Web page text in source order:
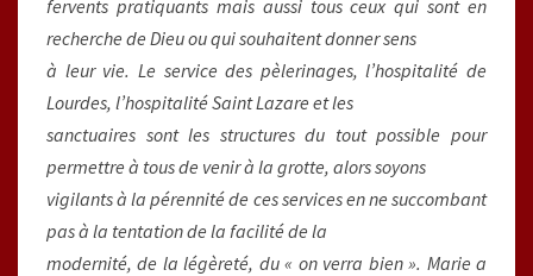
fervents pratiquants mais aussi tous ceux qui sont en
recherche de Dieu ou qui souhaitent donner sens
à leur vie. Le service des pèlerinages, l’hospitalité de
Lourdes, l’hospitalité Saint Lazare et les
sanctuaires sont les structures du tout possible pour
permettre à tous de venir à la grotte, alors soyons
vigilants à la pérennité de ces services en ne succombant
pas à la tentation de la facilité de la
modernité, de la légèreté, du « on verra bien ». Marie a